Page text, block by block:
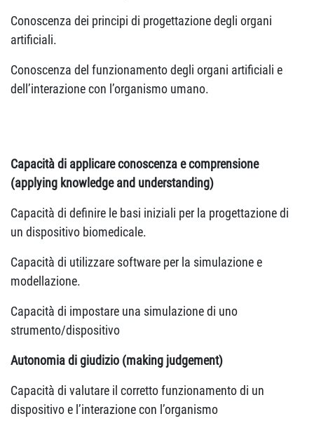
Conoscenza dei principi di progettazione degli organi
artificiali.
Conoscenza del funzionamento degli organi artificiali e
dell’interazione con l’organismo umano.
Capacità di applicare conoscenza e comprensione
(applying knowledge and understanding)
Capacità di definire le basi iniziali per la progettazione di
un dispositivo biomedicale.
Capacità di utilizzare software per la simulazione e
modellazione.
Capacità di impostare una simulazione di uno
strumento/dispositivo
Autonomia di giudizio (making judgement)
Capacità di valutare il corretto funzionamento di un
dispositivo e l’interazione con l’organismo